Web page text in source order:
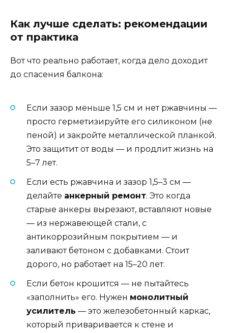
Как лучше сделать: рекомендации
от практика
Вот что реально работает, когда дело доходит
до спасения балкона:
Если зазор меньше 1,5 см и нет ржавчины —
просто герметизируйте его силиконом (не
пеной) и закройте металлической планкой.
Это защитит от воды — и продлит жизнь на
5–7 лет.
Если есть ржавчина и зазор 1,5–3 см —
делайте анкерный ремонт. Это когда
старые анкеры вырезают, вставляют новые
— из нержавеющей стали, с
антикоррозийным покрытием — и
заливают бетоном с добавками. Стоит
дорого, но работает на 15–20 лет.
Если бетон крошится — не пытайтесь
«заполнить» его. Нужен монолитный
усилитель — это железобетонный каркас,
который приваривается к стене и